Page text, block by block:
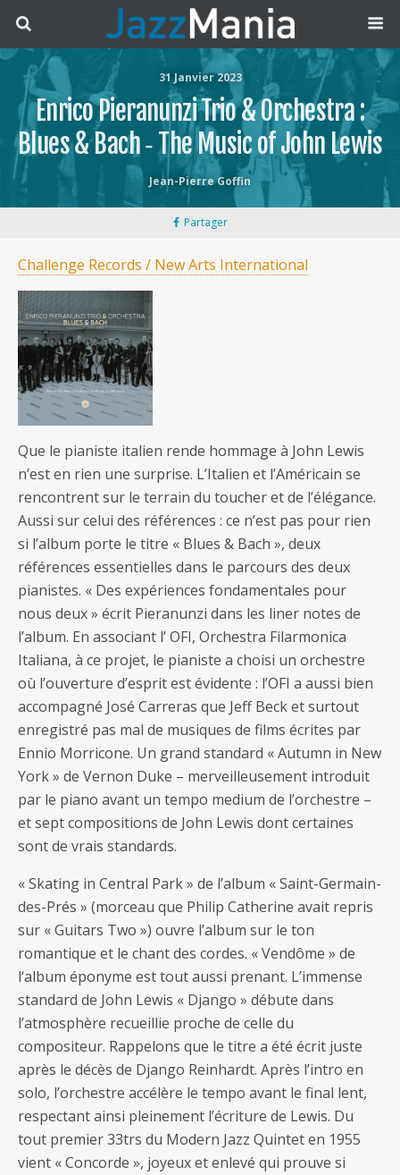
31 Janvier 2023
Enrico Pieranunzi Trio & Orchestra :
Blues & Bach ‐ The Music of John Lewis
Jean-Pierre Goffin
Partager
Challenge Records / New Arts International
Que le pianiste italien rende hommage à John Lewis
n’est en rien une surprise. L’Italien et l’Américain se
rencontrent sur le terrain du toucher et de l’élégance.
Aussi sur celui des références : ce n’est pas pour rien
si l’album porte le titre « Blues & Bach », deux
références essentielles dans le parcours des deux
pianistes. « Des expériences fondamentales pour
nous deux » écrit Pieranunzi dans les liner notes de
l’album. En associant l’ OFI, Orchestra Filarmonica
Italiana, à ce projet, le pianiste a choisi un orchestre
où l’ouverture d’esprit est évidente : l’OFI a aussi bien
accompagné José Carreras que Jeff Beck et surtout
enregistré pas mal de musiques de films écrites par
Ennio Morricone. Un grand standard « Autumn in New
York » de Vernon Duke – merveilleusement introduit
par le piano avant un tempo medium de l’orchestre –
et sept compositions de John Lewis dont certaines
sont de vrais standards.
« Skating in Central Park » de l’album « Saint-Germain-
des-Prés » (morceau que Philip Catherine avait repris
sur « Guitars Two ») ouvre l’album sur le ton
romantique et le chant des cordes. « Vendôme » de
l‘album éponyme est tout aussi prenant. L’immense
standard de John Lewis « Django » débute dans
l’atmosphère recueillie proche de celle du
compositeur. Rappelons que le titre a été écrit juste
après le décès de Django Reinhardt. Après l’intro en
solo, l’orchestre accélère le tempo avant le final lent,
respectant ainsi pleinement l’écriture de Lewis. Du
tout premier 33trs du Modern Jazz Quintet en 1955
vient « Concorde », joyeux et enlevé qui prouve si